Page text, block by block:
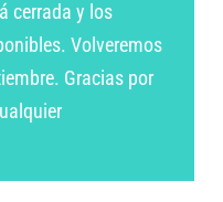
cerrada y los
Volveremos
Gracias por